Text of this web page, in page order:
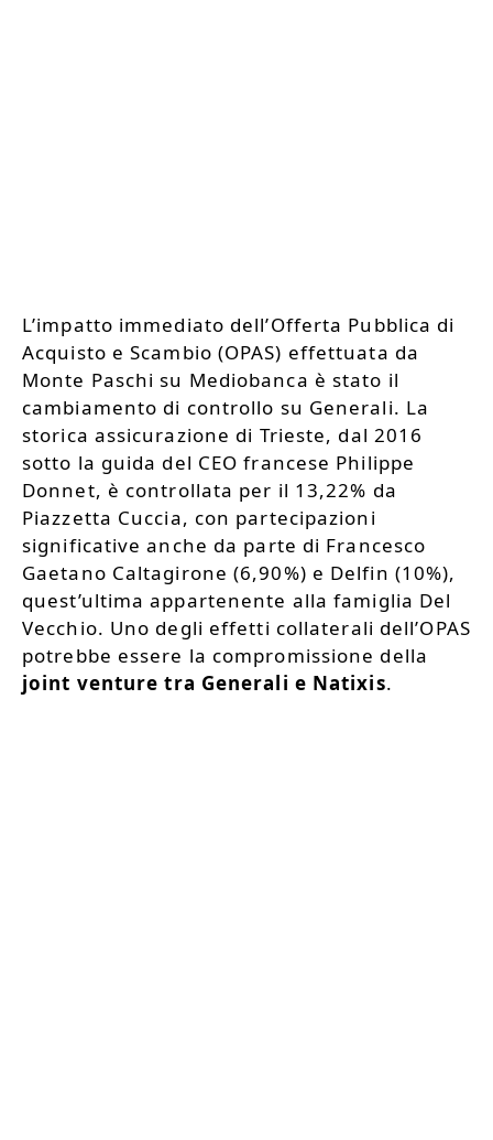
L’impatto immediato dell’Offerta Pubblica di
Acquisto e Scambio (OPAS) effettuata da
Monte Paschi su Mediobanca è stato il
cambiamento di controllo su Generali. La
storica assicurazione di Trieste, dal 2016
sotto la guida del CEO francese Philippe
Donnet, è controllata per il 13,22% da
Piazzetta Cuccia, con partecipazioni
significative anche da parte di Francesco
Gaetano Caltagirone (6,90%) e Delfin (10%),
quest’ultima appartenente alla famiglia Del
Vecchio. Uno degli effetti collaterali dell’OPAS
potrebbe essere la compromissione della
joint venture tra Generali e Natixis.